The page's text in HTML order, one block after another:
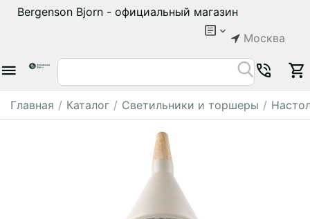
Bergenson Bjorn - официальный магазин
Москва
Главная / Каталог / Светильники и торшеры /